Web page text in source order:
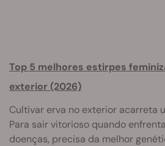
Top 5 melhores estirpes
exterior (2026)
Cultivar erva no exterior acarreta
Para sair vitorioso quando
doenças, precisa da melhor